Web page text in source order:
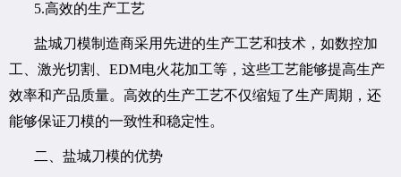
5.高效的生产工艺
盐城刀模制造商采用先进的生产工艺和技术，如数控加
工、激光切割、EDM电火花加工等，这些工艺能够提高生产
效率和产品质量。高效的生产工艺不仅缩短了生产周期，还
能够保证刀模的一致性和稳定性。
二、盐城刀模的优势